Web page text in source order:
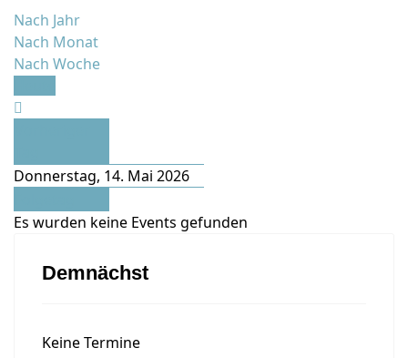
Nach Jahr
Nach Monat
Nach Woche
Donnerstag, 14. Mai 2026
Es wurden keine Events gefunden
Demnächst
Keine Termine